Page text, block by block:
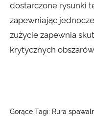
dostarczone rysunki
zapewniając
zużycie zapewnia
krytycznych
Gorące Tagi: Rura